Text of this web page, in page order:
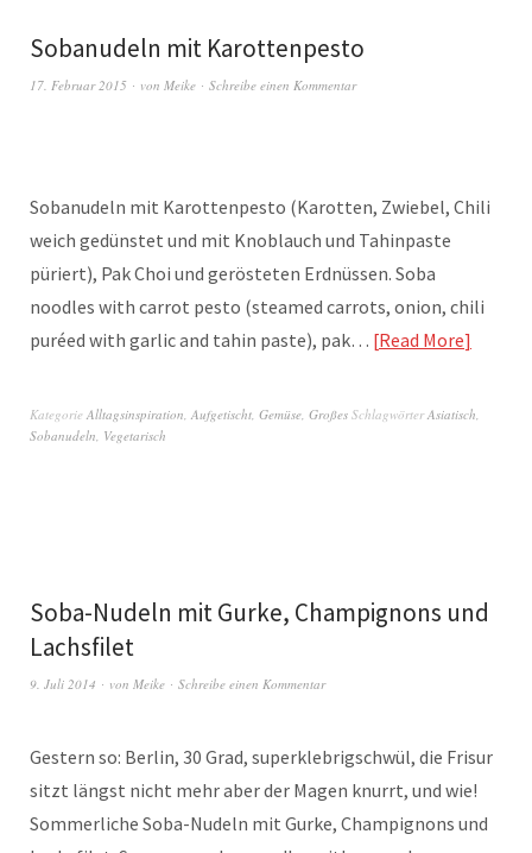
Sobanudeln mit Karottenpesto
17. Februar 2015 von Meike Schreibe einen Kommentar
Sobanudeln mit Karottenpesto (Karotten, Zwiebel, Chili
weich gedünstet und mit Knoblauch und Tahinpaste
püriert), Pak Choi und gerösteten Erdnüssen. Soba
noodles with carrot pesto (steamed carrots, onion, chili
puréed with garlic and tahin paste), pak… Read More
Kategorie Alltagsinspiration, Aufgetischt, Gemüse, Großes SchlagwörterAsiatisch,
Sobanudeln, Vegetarisch
Soba-Nudeln mit Gurke, Champignons und
Lachsfilet
9. Juli 2014 von Meike Schreibe einen Kommentar
Gestern so: Berlin, 30 Grad, superklebrigschwül, die Frisur
sitzt längst nicht mehr aber der Magen knurrt, und wie!
Sommerliche Soba-Nudeln mit Gurke, Champignons und